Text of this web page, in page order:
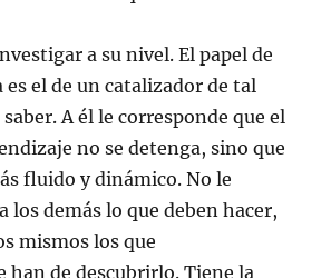
a su nivel. El papel de
el de un catalizador de tal
A él le corresponde que el
no se detenga, sino que
fluido y dinámico. No le
los demás lo que deben hacer,
mismos los que
han de descubrirlo. Tiene la